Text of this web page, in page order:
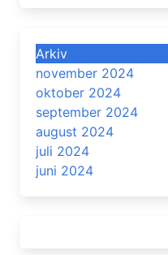
Arkiv
november 2024
oktober 2024
september 2024
august 2024
juli 2024
juni 2024